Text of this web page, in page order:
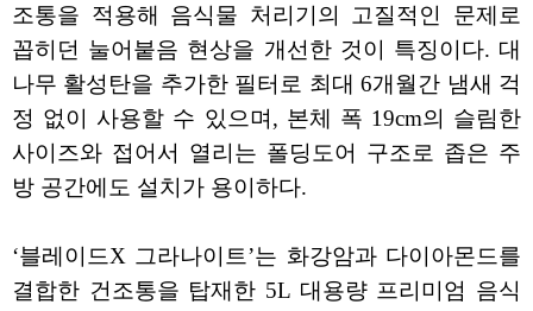
조통을 적용해 음식물 처리기의 고질적인 문제로
꼽히던 눌어붙음 현상을 개선한 것이 특징이다. 대
나무 활성탄을 추가한 필터로 최대 6개월간 냄새 걱
정 없이 사용할 수 있으며, 본체 폭 19cm의 슬림한
사이즈와 접어서 열리는 폴딩도어 구조로 좁은 주
방 공간에도 설치가 용이하다.
‘블레이드X 그라나이트’는 화강암과 다이아몬드를
결합한 건조통을 탑재한 5L 대용량 프리미엄 음식